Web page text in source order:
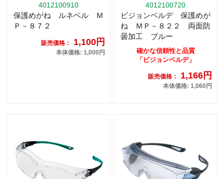
4012100910
保護めがね ルネベル Ｍ
Ｐ－８７２
販売価格： 1,100円
本体価格: 1,000円
4012100720
ビジョンベルデ 保護めが
ね ＭＰ－８２２ 両面防
曇加工 ブルー
確かな信頼性と品質
「ビジョンベルデ」
販売価格： 1,166円
本体価格: 1,060円